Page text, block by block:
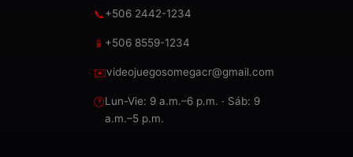
📞+506 2442-1234
📱 +506 8559-1234
✉️videojuegosomegacr@gmail.com
🕐Lun-Vie: 9 a.m.–6 p.m. · Sáb: 9
a.m.–5 p.m.